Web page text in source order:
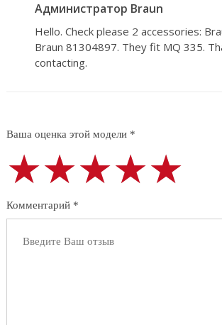
Администратор Braun
Hello. Check please 2 accessories:
Braun 81304897. They fit MQ 335.
contacting.
Ваша оценка этой модели *
★★★★★
★★★★★
★★★★★
Комментарий *